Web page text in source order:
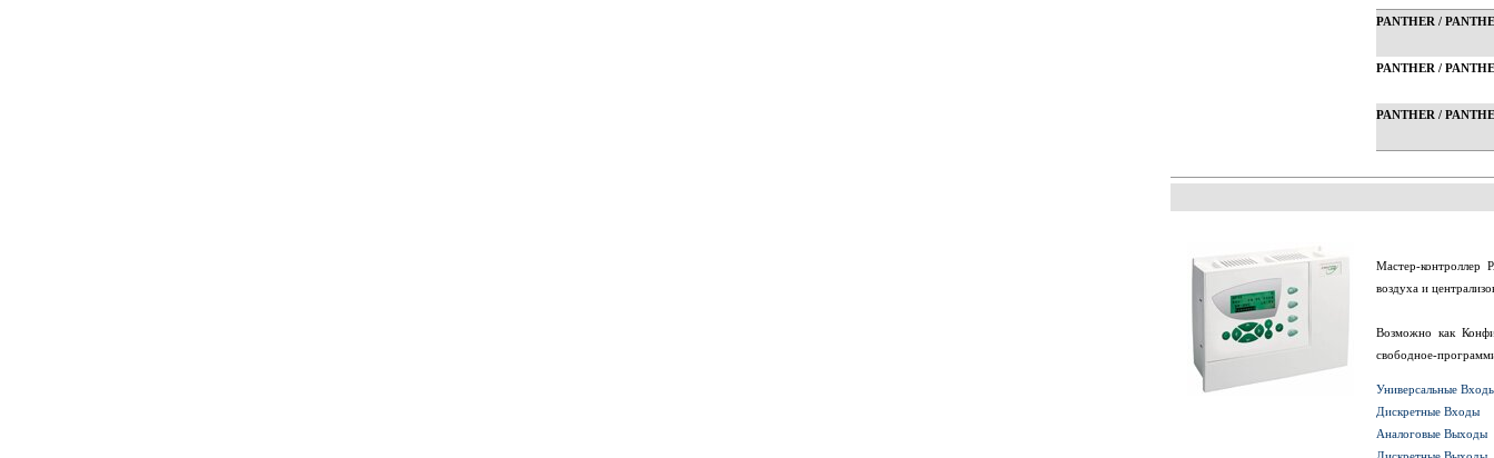
PANTHER /
PANTHER /
PANTHER /
Мастер-контроллер
воздуха и
Возможно как
свободное-
Универсальные
Дискретные Входы
Аналоговые Выходы